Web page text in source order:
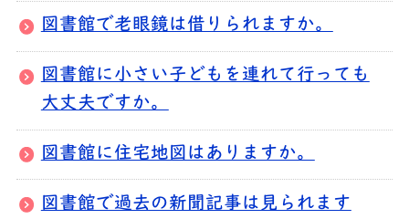
図書館で老眼鏡は借りられますか。
図書館に小さい子どもを連れて行っても
大丈夫ですか。
図書館に住宅地図はありますか。
図書館で過去の新聞記事は見られます